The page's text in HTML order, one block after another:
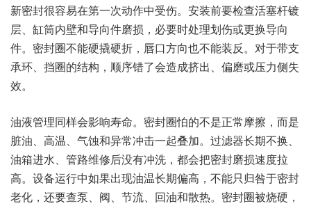
新密封很容易在第一次动作中受伤。安装前要检查活塞杆镀
层、缸筒内壁和导向件磨损，必要时处理划伤或更换导向
件。密封圈不能硬撬硬折，唇口方向也不能装反。对于带支
承环、挡圈的结构，顺序错了会造成挤出、偏磨或压力侧失
效。
油液管理同样会影响寿命。密封圈怕的不是正常摩擦，而是
脏油、高温、气蚀和异常冲击一起叠加。过滤器长期不换、
油箱进水、管路维修后没有冲洗，都会把密封磨损速度拉
高。设备运行中如果出现油温长期偏高，不能只归咎于密封
老化，还要查泵、阀、节流、回油和散热。密封圈被烧硬，